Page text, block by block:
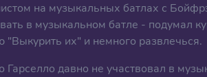
на музыкальных батлах с
в музыкальном батле - подумал
"Выкурить их" и немного развлечься.
Гарселло давно не участвовал в